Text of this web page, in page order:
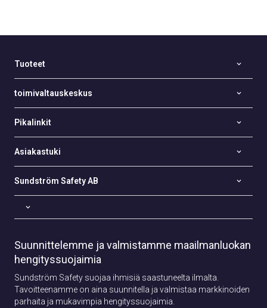
Tuoteet
toimivaltauskeskus
Pikalinkit
Asiakastuki
Sundström Safety AB
Suunnittelemme ja valmistamme maailmanluokan
hengityssuojaimia
Sundström Safety suojaa ihmisiä saastuneelta ilmalta.
Tavoitteenamme on aina suunnitella ja valmistaa markkinoiden
parhaita ja mukavimpia hengityssuojaimia.